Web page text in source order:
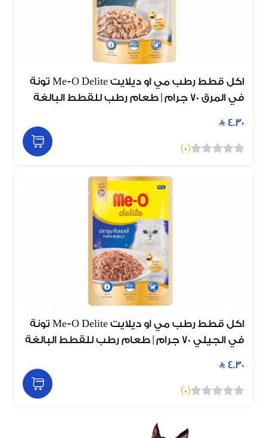
اكل قطط رطب مي او ديلايت Me-O Delite تونة
في المرق 70 جرام | طعام رطب للقطط البالغة
4.30
(
0
)
اكل قطط رطب مي او ديلايت Me-O Delite تونة
في الجيلي 70 جرام | طعام رطب للقطط البالغة
4.30
(
0
)